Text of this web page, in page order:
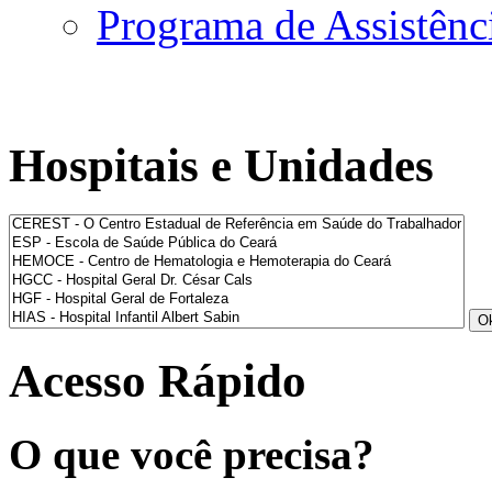
Programa de
Hospitais e Unidades
Acesso Rápido
O que você precisa?